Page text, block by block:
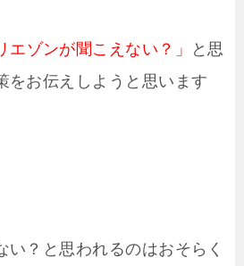
エゾンが聞こえない？」
と思
をお伝えしようと思います
い？と思われるのはおそらく